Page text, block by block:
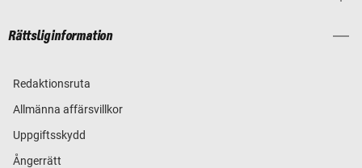
Rättslig information
Redaktionsruta
Allmänna affärsvillkor
Uppgiftsskydd
Ångerrätt